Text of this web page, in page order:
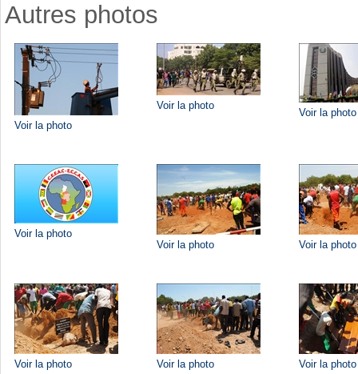
Autres photos
Voir la photo
Voir la photo
Voir la photo
Voir la photo
Voir la photo
Voir la photo
Voir la photo Voir la photo Voir la photo